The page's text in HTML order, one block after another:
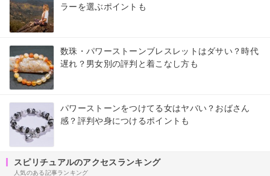
ラーを選ぶポイントも
数珠・パワーストーンブレスレットはダサい？時代
遅れ？男女別の評判と着こなし方も
パワーストーンをつけてる女はヤバい？おばさん
感？評判や身につけるポイントも
スピリチュアルのアクセスランキング
人気のある記事ランキング